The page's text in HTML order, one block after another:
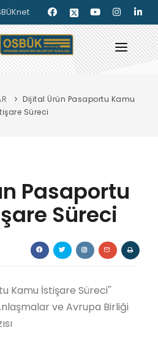
Dijital Ürün Pasaportu Kamu
Süreci
Pasaportu
Süreci
Kamu İstişare Süreci''
ve Avrupa Birliği